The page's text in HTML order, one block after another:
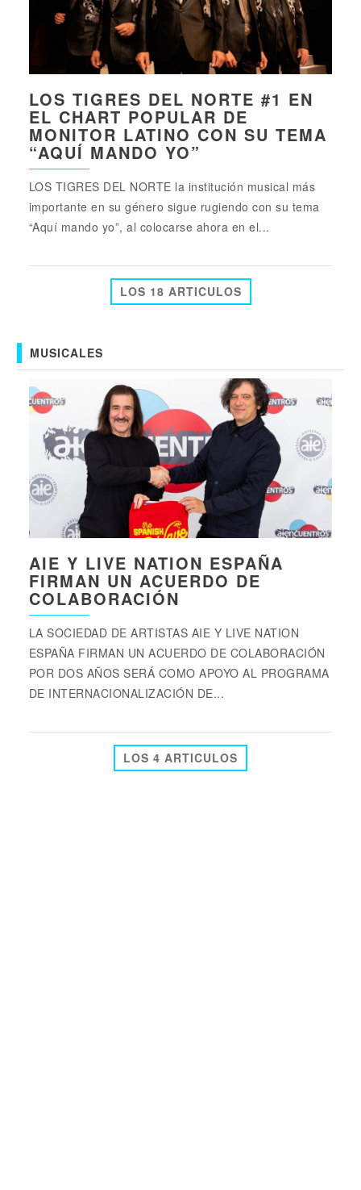
LOS TIGRES DEL NORTE #1 EN
EL CHART POPULAR DE
MONITOR LATINO CON SU TEMA
“AQUÍ MANDO YO”
LOS TIGRES DEL NORTE la institución musical más
importante en su género sigue rugiendo con su tema
“Aquí mando yo”, al colocarse ahora en el...
LOS 18 ARTICULOS
MUSICALES
AIE Y LIVE NATION ESPAÑA
FIRMAN UN ACUERDO DE
COLABORACIÓN
LA SOCIEDAD DE ARTISTAS AIE Y LIVE NATION
ESPAÑA FIRMAN UN ACUERDO DE COLABORACIÓN
POR DOS AÑOS SERÁ COMO APOYO AL PROGRAMA
DE INTERNACIONALIZACIÓN DE...
LOS 4 ARTICULOS